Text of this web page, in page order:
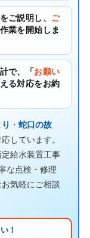
ご説明し、 ご
作業を開始しま
で、「 お願い
る対応をお約
・ 蛇口の故
しています。
給水装置工事
な点検・修理
気軽にご相談
！